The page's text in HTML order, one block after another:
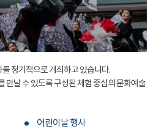
정기적으로 개최하고 있습니다.
만날 수 있도록 구성된 체험 중심의 문화예술
어린이날 행사